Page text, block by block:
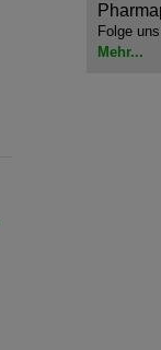
Folge
Mehr...